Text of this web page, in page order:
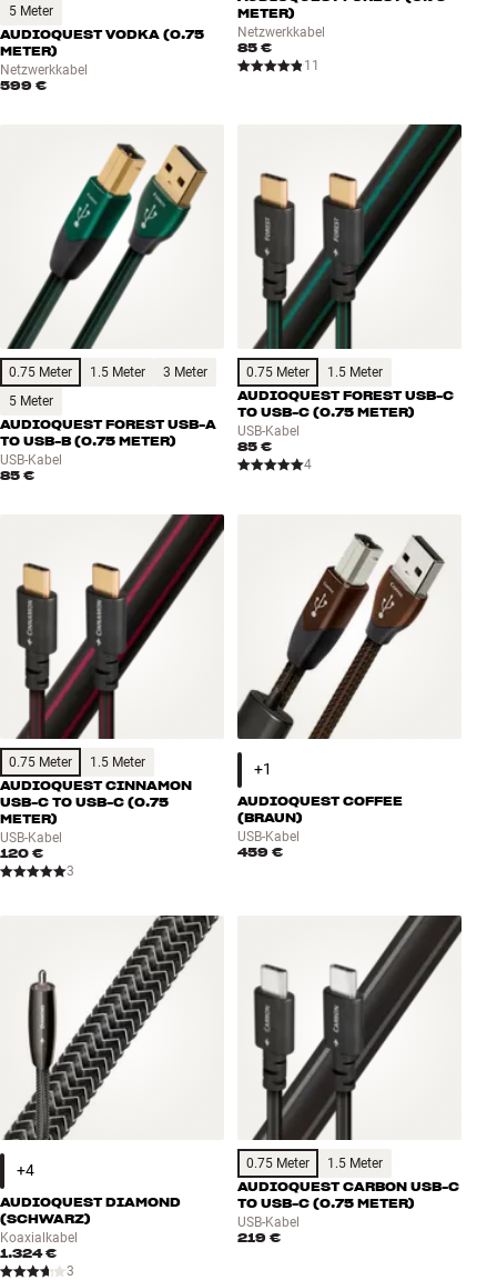
5 Meter
AUDIOQUEST VODKA (0.75
METER)
Netzwerkkabel
599 €
METER)
Netzwerkkabel
85 €
11
0.75 Meter 1.5 Meter
3 Meter
5 Meter
AUDIOQUEST FOREST USB-A
TO USB-B (0.75 METER)
USB-Kabel
85 €
0.75 Meter 1.5 Meter
AUDIOQUEST FOREST USB-C
TO USB-C (0.75 METER)
USB-Kabel
85 €
4
0.75 Meter 1.5 Meter
AUDIOQUEST CINNAMON
USB-C TO USB-C (0.75
METER)
USB-Kabel
120 €
3
AUDIOQUEST COFFEE
(BRAUN)
USB-Kabel
459 €
AUDIOQUEST DIAMOND
(SCHWARZ)
Koaxialkabel
1.324 €
3
0.75 Meter 1.5 Meter
AUDIOQUEST CARBON USB-C
TO USB-C (0.75 METER)
USB-Kabel
219 €